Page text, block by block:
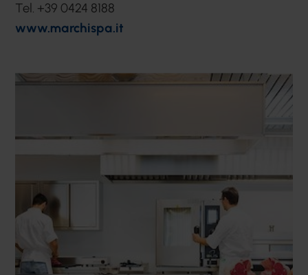
Tel. +39 0424 8188
www.marchispa.it